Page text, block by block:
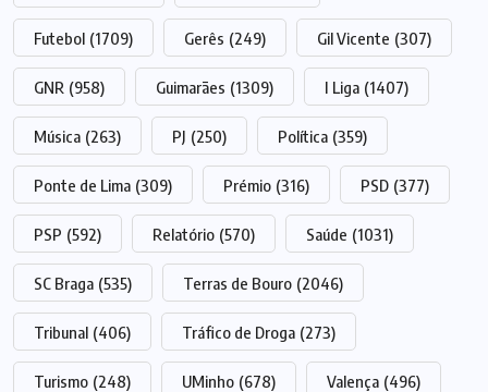
Futebol (1709) Gerês (249) Gil Vicente (307)
GNR (958) Guimarães (1309) I Liga (1407)
Música (263) PJ (250) Política (359)
Ponte de Lima (309) Prémio (316) PSD (377)
PSP (592) Relatório (570) Saúde (1031)
SC Braga (535) Terras de Bouro (2046)
Tribunal (406) Tráfico de Droga (273)
Turismo (248) UMinho (678) Valença (496)